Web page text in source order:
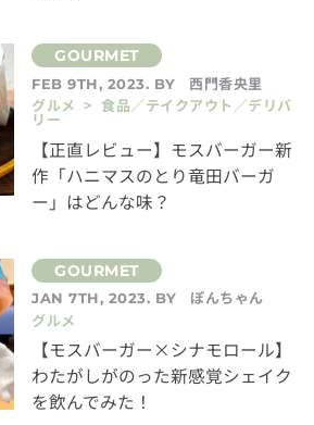
FEB 9TH, 2023. BY
西門香央里
グルメ > 食品／テイクアウト／デリバ
リー
【正直レビュー】モスバーガー新
作「ハニマスのとり竜田バーガ
ー」はどんな味？
JAN 7TH, 2023. BY
ぽんちゃん
グルメ
【モスバーガー×シナモロール】
わたがしがのった新感覚シェイク
を飲んでみた！